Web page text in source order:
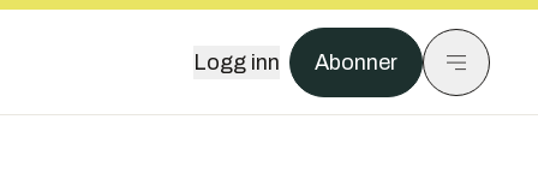
Logg inn Abonner